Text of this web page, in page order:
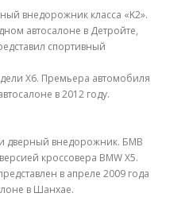
внедорожник класса «K2».
автосалоне в Детройте,
спортивный
X6. Премьера автомобиля
в 2012 году.
дверный внедорожник. БМВ
кроссовера BMW X5.
в апреле 2009 года
в Шанхае.